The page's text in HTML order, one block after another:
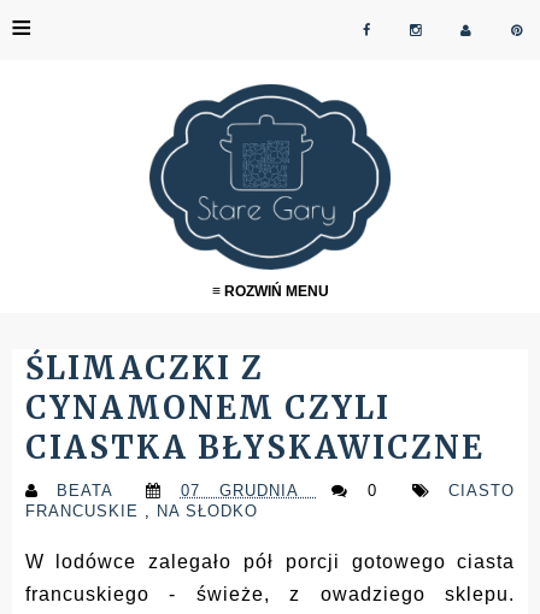
≡
≡ ROZWIŃ MENU
ŚLIMACZKI Z
CYNAMONEM CZYLI
CIASTKA BŁYSKAWICZNE
BEATA 07 GRUDNIA 0
CIASTO
FRANCUSKIE , NA SŁODKO
W lodówce zalegało pół porcji gotowego ciasta
francuskiego - świeże, z owadziego sklepu.